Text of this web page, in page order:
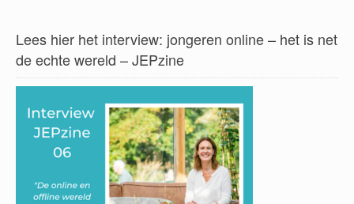
Lees hier het interview: jongeren online – het is net
de echte wereld – JEPzine